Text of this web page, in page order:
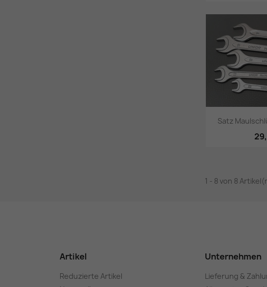
Satz
1 - 8 von 8
Artikel
Reduzierte Artikel
Unternehmen
Lieferung &